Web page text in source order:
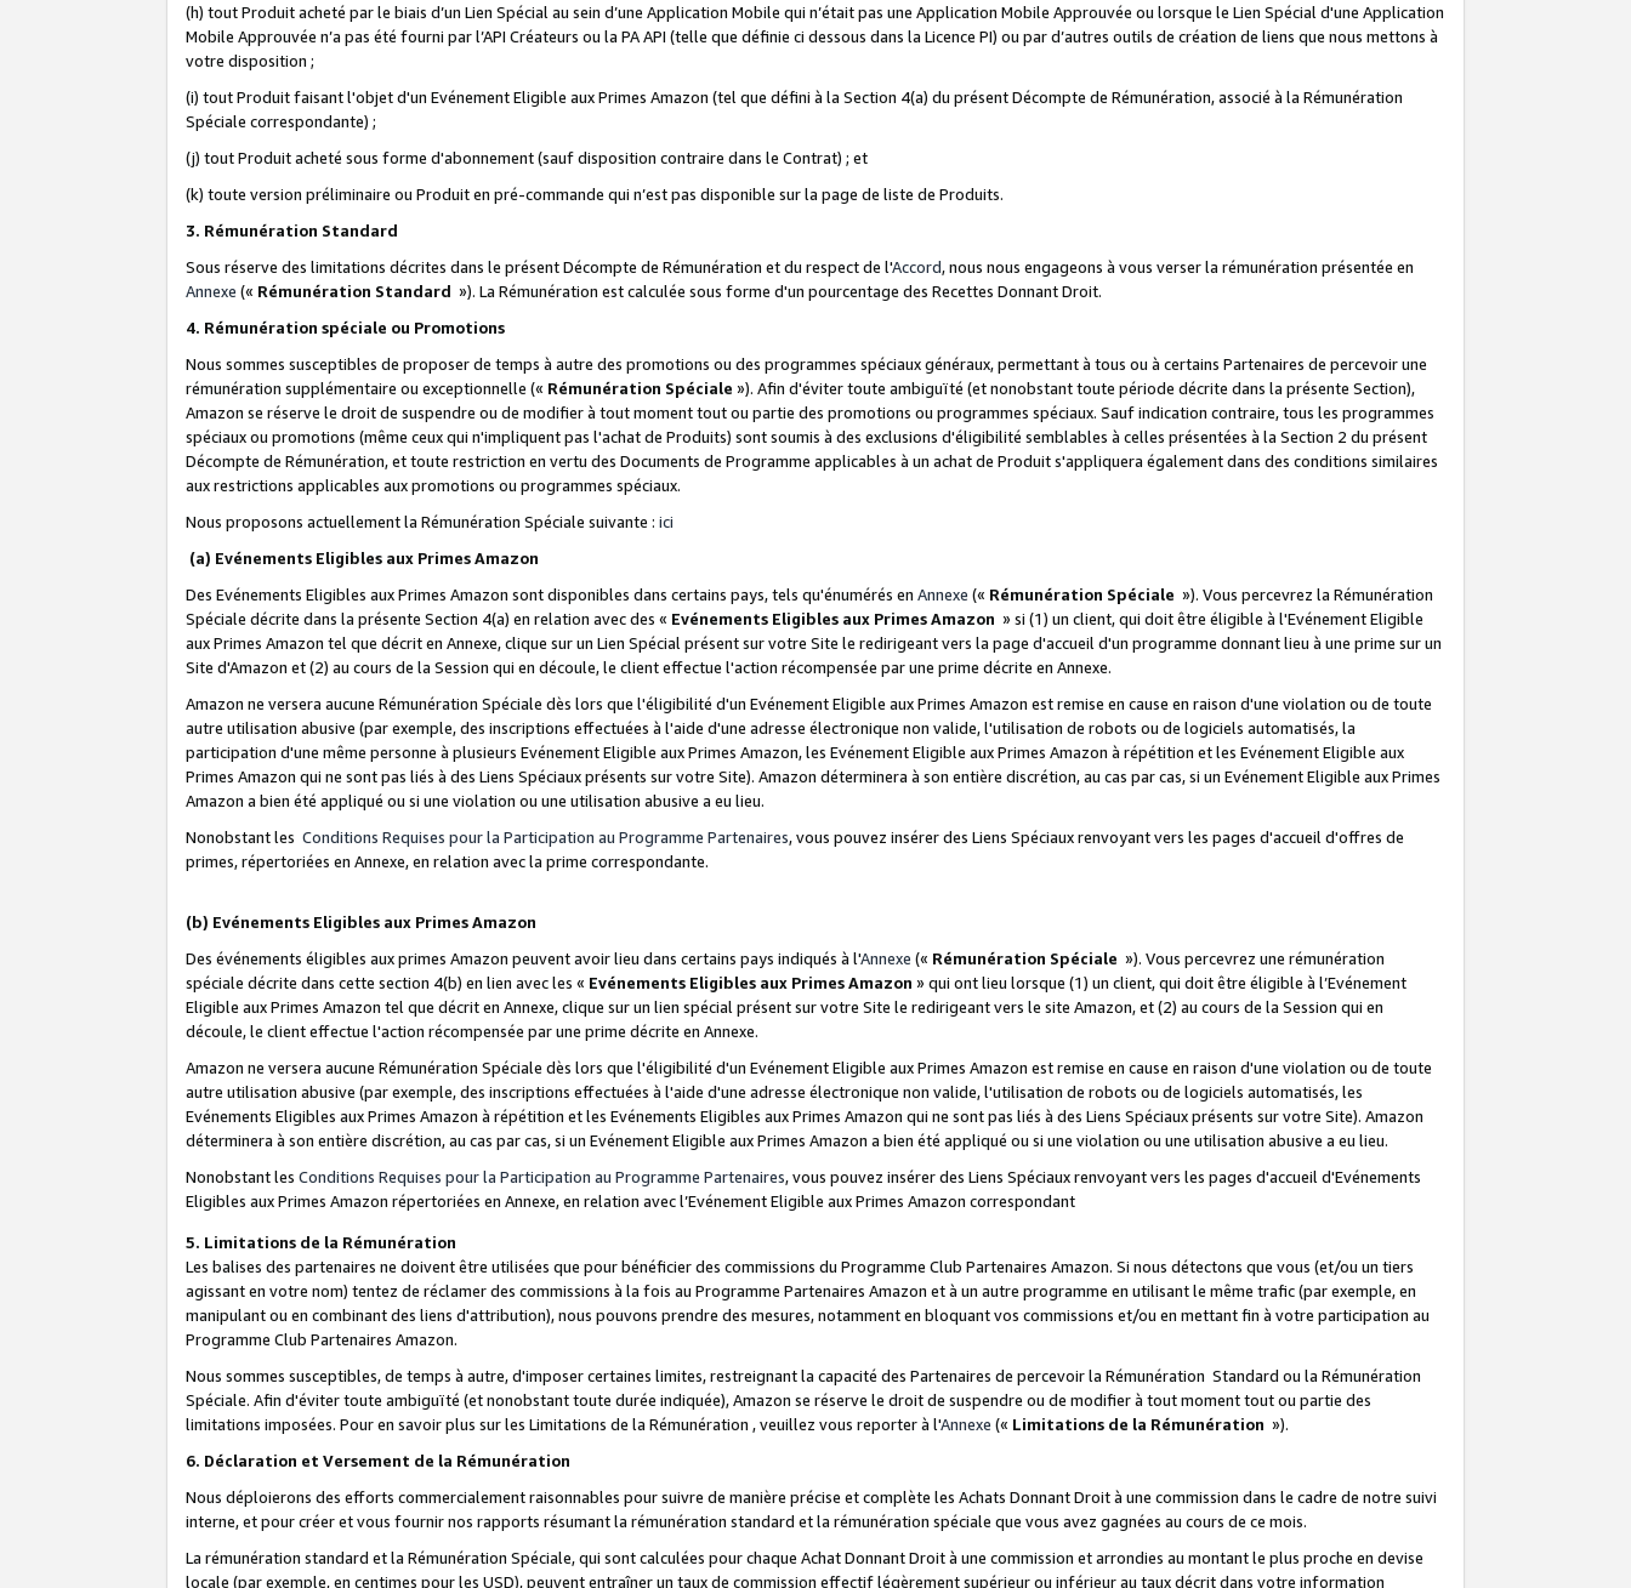
(h) tout Produit acheté par le biais d’un Lien Spécial au sein d’une Application Mobile qui n’était pas une Application Mobile Approuvée ou lorsque le Lien Spécial d'une Application
Mobile Approuvée n’a pas été fourni par l’API Créateurs ou la PA API (telle que définie ci dessous dans la Licence PI) ou par d’autres outils de création de liens que nous mettons à
votre disposition ;
(i) tout Produit faisant l'objet d'un Evénement Eligible aux Primes Amazon (tel que défini à la Section 4(a) du présent Décompte de Rémunération, associé à la Rémunération
Spéciale correspondante) ;
(j) tout Produit acheté sous forme d'abonnement (sauf disposition contraire dans le Contrat) ; et
(k) toute version préliminaire ou Produit en pré-commande qui n’est pas disponible sur la page de liste de Produits.
3. Rémunération Standard
Sous réserve des limitations décrites dans le présent Décompte de Rémunération et du respect de l'Accord, nous nous engageons à vous verser la rémunération présentée en
Annexe (« Rémunération Standard »). La Rémunération est calculée sous forme d'un pourcentage des Recettes Donnant Droit.
4. Rémunération spéciale ou Promotions
Nous sommes susceptibles de proposer de temps à autre des promotions ou des programmes spéciaux généraux, permettant à tous ou à certains Partenaires de percevoir une
rémunération supplémentaire ou exceptionnelle (« Rémunération Spéciale »). Afin d'éviter toute ambiguïté (et nonobstant toute période décrite dans la présente Section),
Amazon se réserve le droit de suspendre ou de modifier à tout moment tout ou partie des promotions ou programmes spéciaux. Sauf indication contraire, tous les programmes
spéciaux ou promotions (même ceux qui n'impliquent pas l'achat de Produits) sont soumis à des exclusions d'éligibilité semblables à celles présentées à la Section 2 du présent
Décompte de Rémunération, et toute restriction en vertu des Documents de Programme applicables à un achat de Produit s'appliquera également dans des conditions similaires
aux restrictions applicables aux promotions ou programmes spéciaux.
Nous proposons actuellement la Rémunération Spéciale suivante : ici
(a) Evénements Eligibles aux Primes Amazon
Des Evénements Eligibles aux Primes Amazon sont disponibles dans certains pays, tels qu'énumérés en Annexe (« Rémunération Spéciale »). Vous percevrez la Rémunération
Spéciale décrite dans la présente Section 4(a) en relation avec des « Evénements Eligibles aux Primes Amazon » si (1) un client, qui doit être éligible à l'Evénement Eligible
aux Primes Amazon tel que décrit en Annexe, clique sur un Lien Spécial présent sur votre Site le redirigeant vers la page d'accueil d'un programme donnant lieu à une prime sur un
Site d'Amazon et (2) au cours de la Session qui en découle, le client effectue l'action récompensée par une prime décrite en Annexe.
Amazon ne versera aucune Rémunération Spéciale dès lors que l'éligibilité d'un Evénement Eligible aux Primes Amazon est remise en cause en raison d'une violation ou de toute
autre utilisation abusive (par exemple, des inscriptions effectuées à l'aide d'une adresse électronique non valide, l'utilisation de robots ou de logiciels automatisés, la
participation d'une même personne à plusieurs Evénement Eligible aux Primes Amazon, les Evénement Eligible aux Primes Amazon à répétition et les Evénement Eligible aux
Primes Amazon qui ne sont pas liés à des Liens Spéciaux présents sur votre Site). Amazon déterminera à son entière discrétion, au cas par cas, si un Evénement Eligible aux Primes
Amazon a bien été appliqué ou si une violation ou une utilisation abusive a eu lieu.
Nonobstant les Conditions Requises pour la Participation au Programme Partenaires, vous pouvez insérer des Liens Spéciaux renvoyant vers les pages d'accueil d'offres de
primes, répertoriées en Annexe, en relation avec la prime correspondante.
(b) Evénements Eligibles aux Primes Amazon
Des événements éligibles aux primes Amazon peuvent avoir lieu dans certains pays indiqués à l'Annexe (« Rémunération Spéciale »). Vous percevrez une rémunération
spéciale décrite dans cette section 4(b) en lien avec les « Evénements Eligibles aux Primes Amazon » qui ont lieu lorsque (1) un client, qui doit être éligible à l’Evénement
Eligible aux Primes Amazon tel que décrit en Annexe, clique sur un lien spécial présent sur votre Site le redirigeant vers le site Amazon, et (2) au cours de la Session qui en
découle, le client effectue l'action récompensée par une prime décrite en Annexe.
Amazon ne versera aucune Rémunération Spéciale dès lors que l'éligibilité d'un Evénement Eligible aux Primes Amazon est remise en cause en raison d'une violation ou de toute
autre utilisation abusive (par exemple, des inscriptions effectuées à l'aide d'une adresse électronique non valide, l'utilisation de robots ou de logiciels automatisés, les
Evénements Eligibles aux Primes Amazon à répétition et les Evénements Eligibles aux Primes Amazon qui ne sont pas liés à des Liens Spéciaux présents sur votre Site). Amazon
déterminera à son entière discrétion, au cas par cas, si un Evénement Eligible aux Primes Amazon a bien été appliqué ou si une violation ou une utilisation abusive a eu lieu.
Nonobstant les Conditions Requises pour la Participation au Programme Partenaires, vous pouvez insérer des Liens Spéciaux renvoyant vers les pages d'accueil d'Evénements
Eligibles aux Primes Amazon répertoriées en Annexe, en relation avec l’Evénement Eligible aux Primes Amazon correspondant
5. Limitations de la Rémunération
Les balises des partenaires ne doivent être utilisées que pour bénéficier des commissions du Programme Club Partenaires Amazon. Si nous détectons que vous (et/ou un tiers
agissant en votre nom) tentez de réclamer des commissions à la fois au Programme Partenaires Amazon et à un autre programme en utilisant le même trafic (par exemple, en
manipulant ou en combinant des liens d'attribution), nous pouvons prendre des mesures, notamment en bloquant vos commissions et/ou en mettant fin à votre participation au
Programme Club Partenaires Amazon.
Nous sommes susceptibles, de temps à autre, d'imposer certaines limites, restreignant la capacité des Partenaires de percevoir la Rémunération Standard ou la Rémunération
Spéciale. Afin d'éviter toute ambiguïté (et nonobstant toute durée indiquée), Amazon se réserve le droit de suspendre ou de modifier à tout moment tout ou partie des
limitations imposées. Pour en savoir plus sur les Limitations de la Rémunération , veuillez vous reporter à l'Annexe (« Limitations de la Rémunération »).
6. Déclaration et Versement de la Rémunération
Nous déploierons des efforts commercialement raisonnables pour suivre de manière précise et complète les Achats Donnant Droit à une commission dans le cadre de notre suivi
interne, et pour créer et vous fournir nos rapports résumant la rémunération standard et la rémunération spéciale que vous avez gagnées au cours de ce mois.
La rémunération standard et la Rémunération Spéciale, qui sont calculées pour chaque Achat Donnant Droit à une commission et arrondies au montant le plus proche en devise
locale (par exemple, en centimes pour les USD), peuvent entraîner un taux de commission effectif légèrement supérieur ou inférieur au taux décrit dans votre information